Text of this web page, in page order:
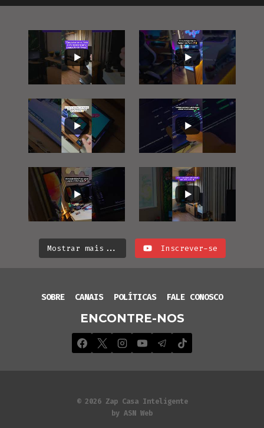
Mostrar mais... Inscrever-se
SOBRE CANAIS POLÍTICAS FALE CONOSCO
ENCONTRE-NOS
© 2026 Zap Casa Inteligente
by ASN Web